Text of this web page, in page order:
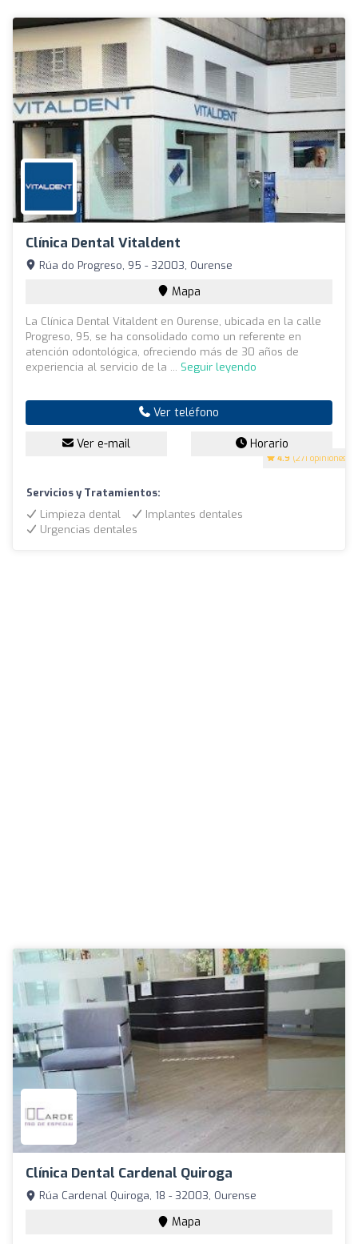
Clínica Dental Vitaldent
4.9 (271 opiniones)
Rúa do Progreso, 95 - 32003, Ourense
Mapa
La Clínica Dental Vitaldent en Ourense, ubicada en la calle
Progreso, 95, se ha consolidado como un referente en
atención odontológica, ofreciendo más de 30 años de
experiencia al servicio de la ... Seguir leyendo
Ver teléfono
Ver e-mail Horario
Servicios y Tratamientos:
Limpieza dental
Implantes dentales
Urgencias dentales
Clínica Dental Cardenal Quiroga
Rúa Cardenal Quiroga, 18 - 32003, Ourense
Mapa